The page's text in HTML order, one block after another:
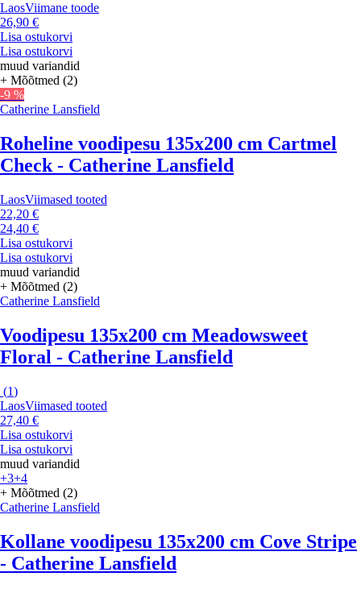
LaosViimane toode
26,90 €
Lisa ostukorvi
Lisa ostukorvi
muud variandid
+ Mõõtmed (2)
-9 %
Catherine Lansfield
Roheline voodipesu 135x200 cm Cartmel
Check - Catherine Lansfield
LaosViimased tooted
22,20 €
24,40 €
Lisa ostukorvi
Lisa ostukorvi
muud variandid
+ Mõõtmed (2)
Catherine Lansfield
Voodipesu 135x200 cm Meadowsweet
Floral - Catherine Lansfield
(1)
LaosViimased tooted
27,40 €
Lisa ostukorvi
Lisa ostukorvi
muud variandid
+3+4
+ Mõõtmed (2)
Catherine Lansfield
Kollane voodipesu 135x200 cm Cove Stripe
- Catherine Lansfield